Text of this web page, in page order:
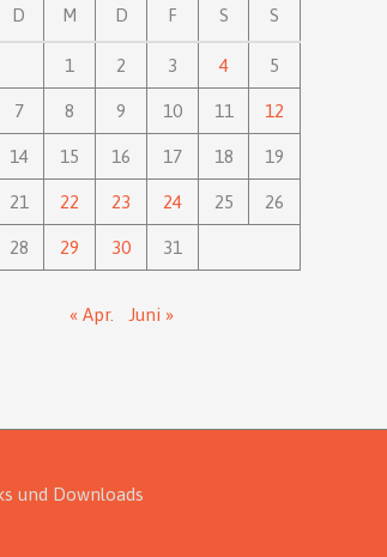
D M D F S S
1 2 3 4 5
7 8 9 10 11 12
14 15 16 17 18 19
21 22 23 24 25 26
28 29 30 31
« Apr. Juni »
und Downloads